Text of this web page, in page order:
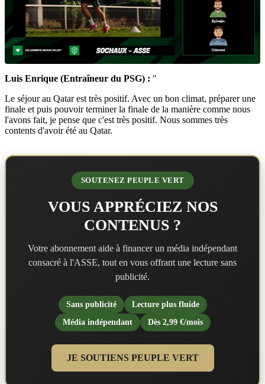
Luis Enrique (Entraîneur du PSG) : "
Le séjour au Qatar est très positif. Avec un bon climat, préparer une
finale et puis pouvoir terminer la finale de la manière comme nous
l'avons fait, je pense que c'est très positif. Nous sommes très
contents d'avoir été au Qatar.
SOUTENEZ PEUPLE VERT
VOUS APPRÉCIEZ NOS
CONTENUS ?
Votre abonnement aide à financer un média indépendant
consacré à l'ASSE, tout en vous offrant une lecture sans
publicité.
Sans publicité
Lecture plus fluide
Média indépendant
Dès 2,99 €/mois
JE SOUTIENS PEUPLE VERT